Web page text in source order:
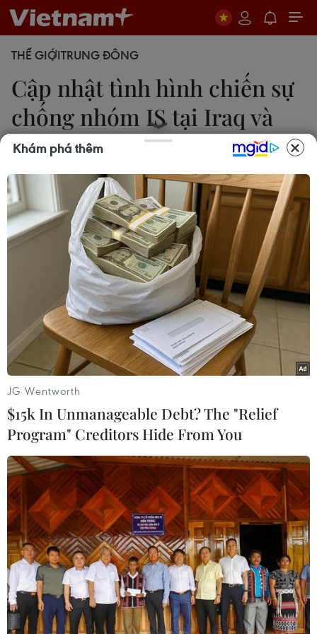
THẾ GIỚITRUNG ĐÔNG
Cập nhật tình hình chiến sự
chống nhóm IS tại Iraq và
Syria
Hạnh Dung
12/12/2016 04:22
Dưới đây là các diễn biến mới nhất liên quan tới
tình hình chiến sự chống nhóm Nhà nước Hồi giáo
(IS) tự xưng tại các mặt trận Iraq và Syria, tính tới
24h ngày 11/12.
Binh sỹ quân đội Syria đang giành ưu thế tại thành phố Aleppo.
(Nguồn: Russia Insider)
Dưới đây là các diễn biến mới nhất liên quan
tới tình hình chiến sự chống nhóm Nhà nước
Hồi giáo (IS) tự xưng tại các mặt trận Iraq và
Syria, tính tới 24h ngày 11/12.
Khám phá thêm
JG Wentworth
$15k In Unmanageable Debt? The "Relief
Program" Creditors Hide From You